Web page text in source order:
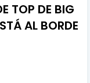
TOP DE BIG
AL BORDE